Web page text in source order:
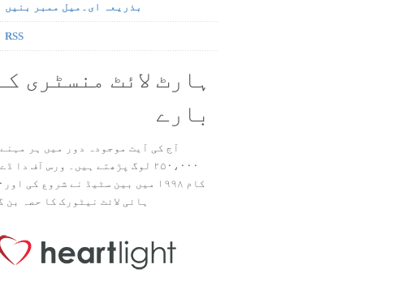
بذریعہ ای۔میل ممبر بنیں
RSS
ہارٹ لائٹ منسٹری
بارے
آج کی آیت موجودہ دور میں ہر
۲۵۰،۰۰۰ لوگ پڑھتے ہیں۔ ورس آف دا
ہائی لائٹ نیٹورک کا حصہ بن